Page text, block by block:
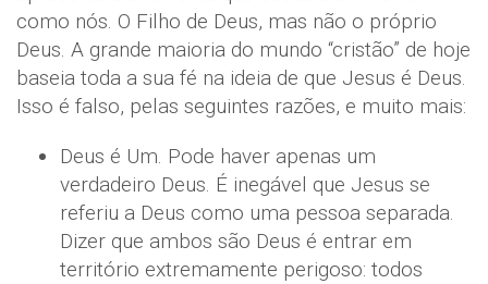
como nós. O Filho de Deus, mas não o próprio
Deus. A grande maioria do mundo “cristão” de hoje
baseia toda a sua fé na ideia de que Jesus é Deus.
Isso é falso, pelas seguintes razões, e muito mais:
Deus é Um. Pode haver apenas um
verdadeiro Deus. É inegável que Jesus se
referiu a Deus como uma pessoa separada.
Dizer que ambos são Deus é entrar em
território extremamente perigoso: todos